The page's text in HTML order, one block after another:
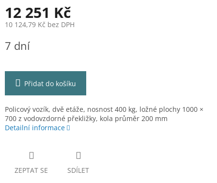
12 251 Kč
10 124,79 Kč bez DPH
cena:
7 dní
Přidat do košíku
Policový vozík, dvě etáže, nosnost 400 kg, ložné plochy 1000 ×
700 z vodovzdorné překližky, kola průměr 200 mm
Detailní informace
ZEPTAT SE SDÍLET